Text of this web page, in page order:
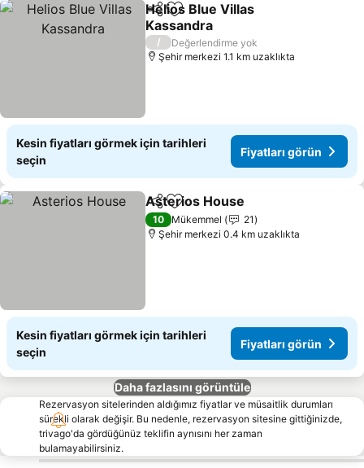
PaylaşFavorilerime ekle
Helios Blue Villas
Kassandra
Fiyatları görün
/
Değerlendirme yok
Şehir merkezi 1.1 km uzaklıkta
Kesin fiyatları görmek için tarihleri
seçin
Fiyatları görün
PaylaşFavorilerime ekle
Asterios House
10 Mükemmel
21
Şehir merkezi 0.4 km uzaklıkta
Kesin fiyatları görmek için tarihleri
seçin
Fiyatları görün
Daha fazlasını görüntüle
Rezervasyon sitelerinden aldığımız fiyatlar ve müsaitlik durumları
sürekli olarak değişir. Bu nedenle, rezervasyon sitesine gittiğinizde,
trivago'da gördüğünüz teklifin aynısını her zaman
bulamayabilirsiniz.